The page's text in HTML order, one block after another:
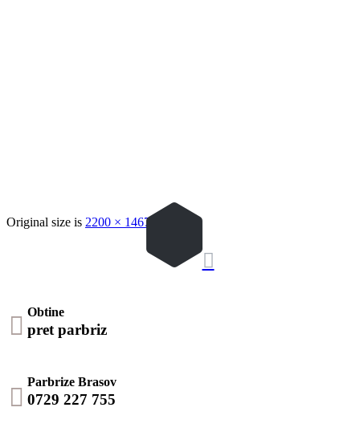
Original size is 2200 × 1467

 Obtine
pret parbriz

Parbrize Brasov
0729 227 755